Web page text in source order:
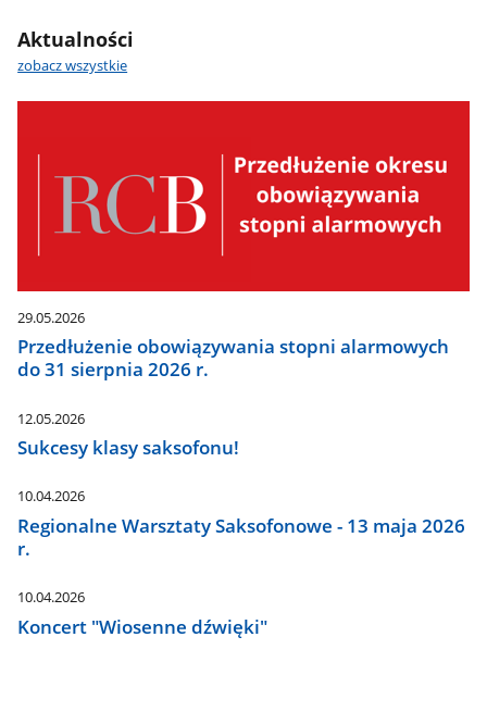
Aktualności
zobacz wszystkie
29.05.2026
Przedłużenie obowiązywania stopni alarmowych
do 31 sierpnia 2026 r.
12.05.2026
Sukcesy klasy saksofonu!
10.04.2026
Regionalne Warsztaty Saksofonowe - 13 maja 2026
r.
10.04.2026
Koncert "Wiosenne dźwięki"